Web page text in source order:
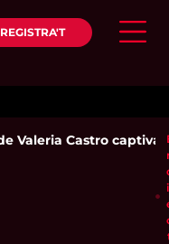
REGISTRA'T
Valeria Castro captiva